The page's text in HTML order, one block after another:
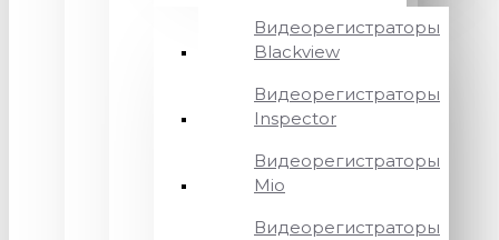
Видеорегистраторы
Blackview
Видеорегистраторы
Inspector
Видеорегистраторы
Mio
Видеорегистраторы